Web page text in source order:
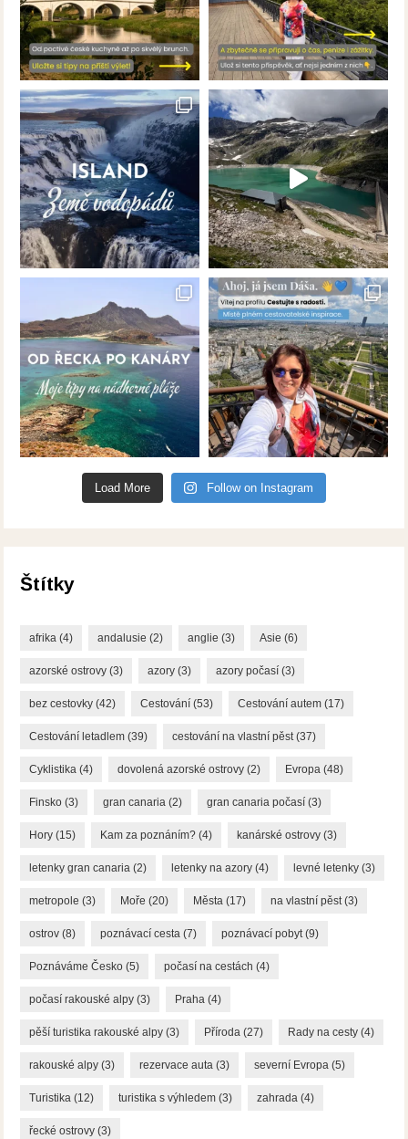
Load More Follow on Instagram
Štítky
afrika (4) andalusie (2) anglie (3) Asie (6)
azorské ostrovy (3) azory (3) azory počasí (3)
bez cestovky (42) Cestování (53) Cestování autem (17)
Cestování letadlem (39) cestování na vlastní pěst(37)
Cyklistika (4) dovolená azorské ostrovy (2) Evropa (48)
Finsko (3) gran canaria (2) gran canaria počasí (3)
Hory (15) Kam za poznáním? (4) kanárské ostrovy (3)
letenky gran canaria (2) letenky na azory (4) levné letenky (3)
metropole (3) Moře (20) Města (17) na vlastní pěst(3)
ostrov (8) poznávací cesta (7) poznávací pobyt(9)
Poznáváme Česko (5) počasí na cestách (4)
počasí rakouské alpy (3) Praha (4)
pěší turistika rakouské alpy (3) Příroda (27) Rady na cesty (4)
rakouské alpy (3) rezervace auta (3) severní Evropa (5)
Turistika (12) turistika s výhledem (3) zahrada (4)
řecké ostrovy (3)